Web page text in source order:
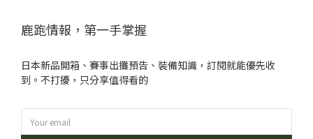
鹿跑情報，第一手掌握
日本新品開箱、賽事出攤預告、裝備知識，訂閱就能優先收
到。不打擾，只分享值得看的